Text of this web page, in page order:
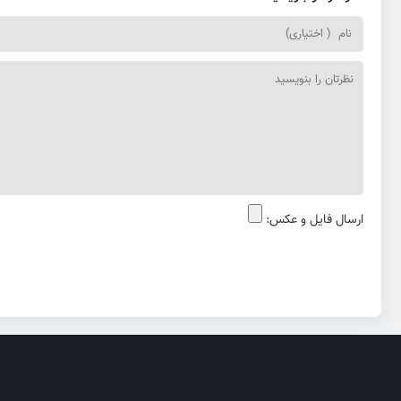
ارسال فایل و عکس: